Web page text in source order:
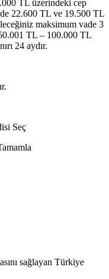
TL üzerindeki cep
22.600 TL ve 19.500 TL
maksimum vade 3
TL – 100.000 TL
24 aydır.
Seç
sağlayan Türkiye